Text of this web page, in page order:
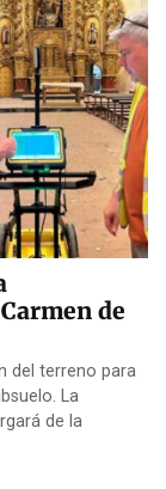
de
del terreno para
La
de la